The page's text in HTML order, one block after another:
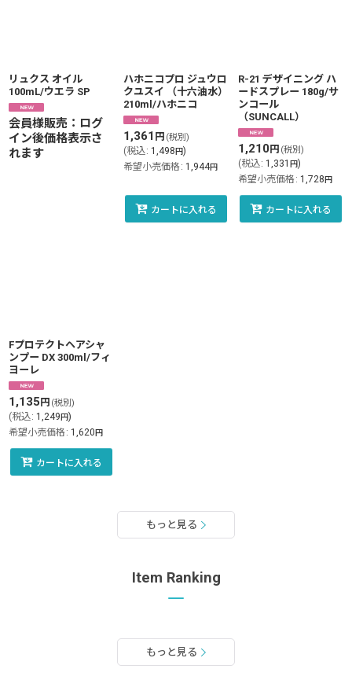
リュクス オイル
100mL/ウエラ SP
会員様販売：ログ
イン後価格表示さ
れます
ハホニコプロ ジュウロ
クユスイ （十六油水）
210ml/ハホニコ
1,361 円 (税別)
(税込: 1,498円)
希望小売価格 : 1,944円
カートに入れる
R-21 デザイニング ハ
ードスプレー 180g/サ
ンコール
（SUNCALL）
1,210円 (税別)
(税込: 1,331 円)
希望小売価格 : 1,728円
カートに入れる
Fプロテクトヘアシャ
ンプー DX 300ml/フィ
ヨーレ
1,135 円 (税別)
(税込: 1,249円)
希望小売価格 : 1,620円
カートに入れる
もっと見る
Item Ranking
もっと見る